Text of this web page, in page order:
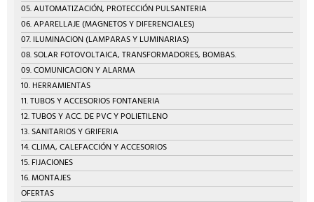
05. AUTOMATIZACIÓN, PROTECCIÓN PULSANTERIA
06. APARELLAJE (MAGNETOS Y DIFERENCIALES)
07. ILUMINACION (LAMPARAS Y LUMINARIAS)
08. SOLAR FOTOVOLTAICA, TRANSFORMADORES, BOMBAS.
09. COMUNICACION Y ALARMA
10. HERRAMIENTAS
11. TUBOS Y ACCESORIOS FONTANERIA
12. TUBOS Y ACC. DE PVC Y POLIETILENO
13. SANITARIOS Y GRIFERIA
14. CLIMA, CALEFACCIÓN Y ACCESORIOS
15. FIJACIONES
16. MONTAJES
OFERTAS